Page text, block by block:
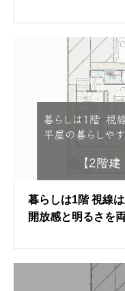
暮らしは1階 視線
開放感と明るさを